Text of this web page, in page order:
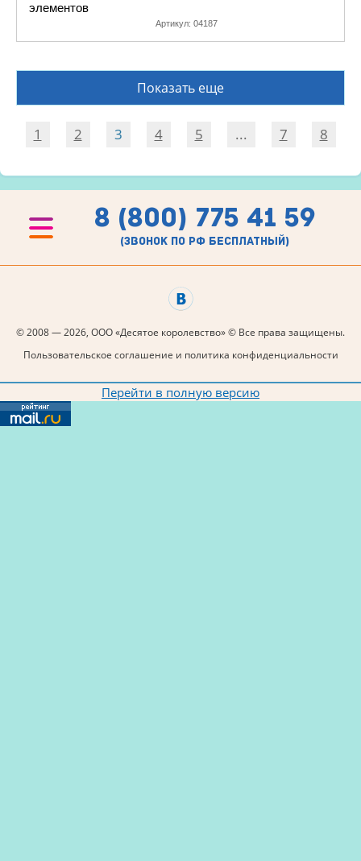
элементов
Артикул: 04187
Показать еще
1 2 3 4 5 ... 7 8
8 (800) 775 41 59
(звонок по рф бесплатный)
© 2008 — 2026, ООО «Десятое королевство» © Все права защищены.
Пользовательское соглашение и политика конфиденциальности
Перейти в полную версию